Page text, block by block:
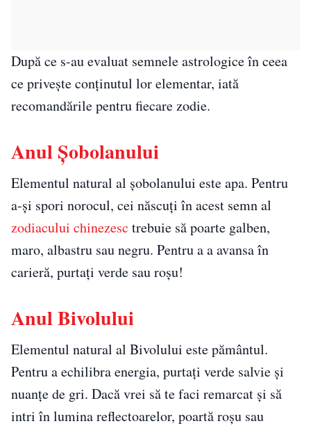
După ce s-au evaluat semnele astrologice în ceea
ce privește conținutul lor elementar, iată
recomandările pentru fiecare zodie.
Anul Șobolanului
Elementul natural al șobolanului este apa. Pentru
a-și spori norocul, cei născuți în acest semn al
zodiacului chinezesc trebuie să poarte galben,
maro, albastru sau negru. Pentru a a avansa în
carieră, purtați verde sau roșu!
Anul Bivolului
Elementul natural al Bivolului este pământul.
Pentru a echilibra energia, purtați verde salvie și
nuanțe de gri. Dacă vrei să te faci remarcat și să
intri în lumina reflectoarelor, poartă roșu sau